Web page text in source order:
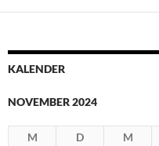
KALENDER
NOVEMBER 2024
M D M